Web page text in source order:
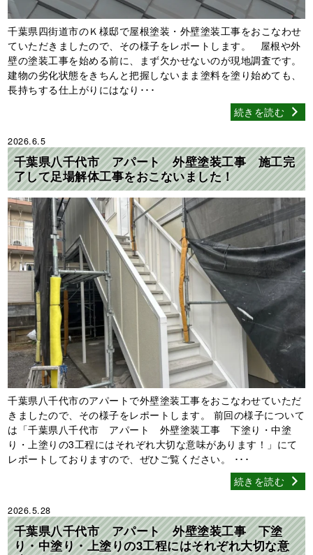
千葉県四街道市のＫ様邸で屋根塗装・外壁塗装工事をおこなわせ
ていただきましたので、その様子をレポートします。 屋根や外
壁の塗装工事を始める前に、まず欠かせないのが現地調査です。
建物の劣化状態をきちんと把握しないまま塗料を塗り始めても、
長持ちする仕上がりにはなり･･･
続きを読む
2026.6.5
千葉県八千代市 アパート 外壁塗装工事 施工完
了して足場解体工事をおこないました！
千葉県八千代市のアパートで外壁塗装工事をおこなわせていただ
きましたので、その様子をレポートします。 前回の様子について
は「千葉県八千代市 アパート 外壁塗装工事 下塗り・中塗
り・上塗りの3工程にはそれぞれ大切な意味があります！」にて
レポートしておりますので、ぜひご覧ください。 ･･･
続きを読む
2026.5.28
千葉県八千代市 アパート 外壁塗装工事 下塗
り・中塗り・上塗りの3工程にはそれぞれ大切な意